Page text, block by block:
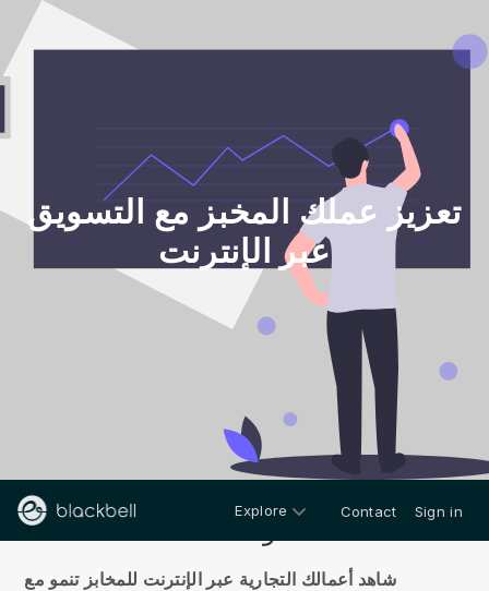
تعزيز عملك المخبز مع التسويق
عبر الإنترنت
Explore Contact Sign in
شاهد أعمالك التجارية عبر الإنترنت للمخابز تنمو مع